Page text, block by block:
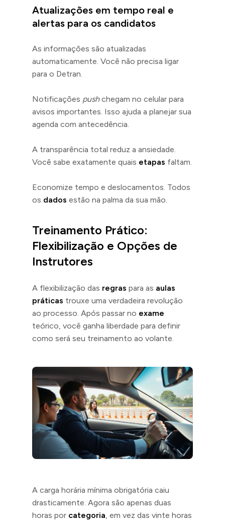
Atualizações em tempo real e
alertas para os candidatos
As informações são atualizadas
automaticamente. Você não precisa ligar
para o Detran.
Notificações pushchegam no celular para
avisos importantes. Isso ajuda a planejar sua
agenda com antecedência.
A transparência total reduz a ansiedade.
Você sabe exatamente quais etapas faltam.
Economize tempo e deslocamentos. Todos
os dados estão na palma da sua mão.
Treinamento Prático:
Flexibilização e Opções de
Instrutores
A flexibilização das regras para as aulas
práticas trouxe uma verdadeira revolução
ao processo. Após passar no exame
teórico, você ganha liberdade para definir
como será seu treinamento ao volante.
A carga horária mínima obrigatória caiu
drasticamente. Agora são apenas duas
horas por categoria, em vez das vinte horas